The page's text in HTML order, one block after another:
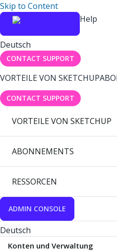
Skip to Content
Help
Deutsch
CONTACT SUPPORT
VORTEILE VON SKETCHUP
CONTACT SUPPORT
VORTEILE VON SKETCHUP
ABONNEMENTS
RESSORCEN
ADMIN CONSOLE
Deutsch
Konten und Verwaltung